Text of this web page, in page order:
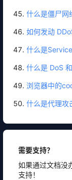
什么是僵尸网
如何发动
什么是
什么是 DoS
浏览器中的
什么是代理攻
需要支持？
如果通过文档没
支持！